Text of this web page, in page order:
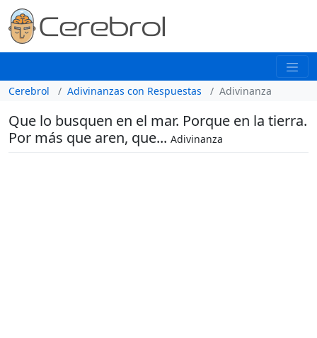
Cerebrol Adivinanzas con Respuestas Adivinanza
Que lo busquen en el mar. Porque en la tierra.
Por más que aren, que... Adivinanza